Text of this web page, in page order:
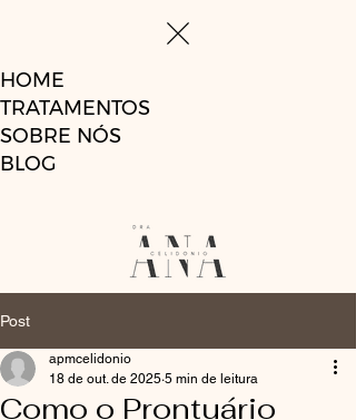
HOME
TRATAMENTOS
SOBRE NÓS
BLOG
Post
Como o Prontuário
apmcelidonio
18 de out. de 2025 5 min de leitura